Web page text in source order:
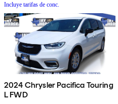
Incluye tarifas de conc.
2024 Chrysler Pacifica Touring
L FWD